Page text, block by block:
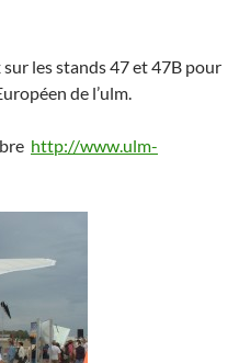
les stands 47 et 47B pour
de l’ulm.
http://www.ulm-